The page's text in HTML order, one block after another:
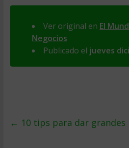
Ver original en El
Negocios
Publicado el jueves
← 10 tips para dar grandes